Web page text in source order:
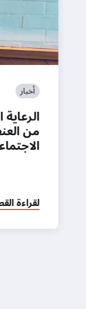
أخبار
من
لقراءة